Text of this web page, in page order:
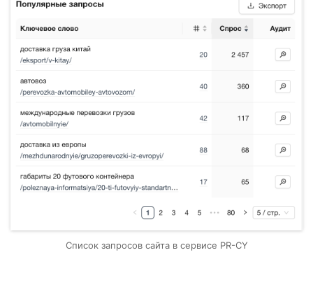
Список запросов сайта в сервисе PR-CY